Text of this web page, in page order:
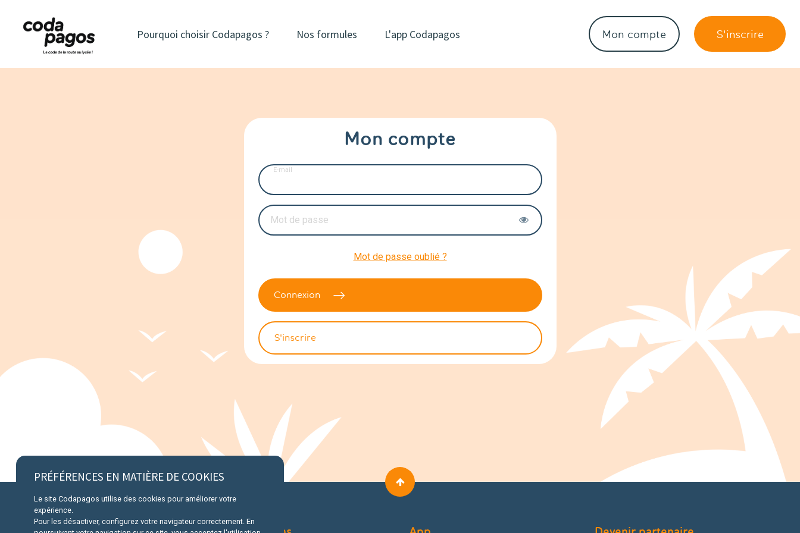
Pourquoi choisir Codapagos ? Nos formules L'app Codapagos Mon compte S'inscrire
Mon compte
E-mail
Mot de passe
Mot de passe oublié ?
Connexion
S'inscrire
PRÉFÉRENCES EN MATIÈRE DE COOKIES
Le site Codapagos utilise des cookies pour améliorer votre
expérience.
Pour les désactiver, configurez votre navigateur correctement. En